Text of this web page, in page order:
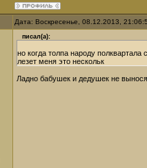
Дата: Воскресенье, 08.12.2013,
писал(а):
но когда толпа народу
лезет меня это нескольк
Ладно бабушек и дедушек не